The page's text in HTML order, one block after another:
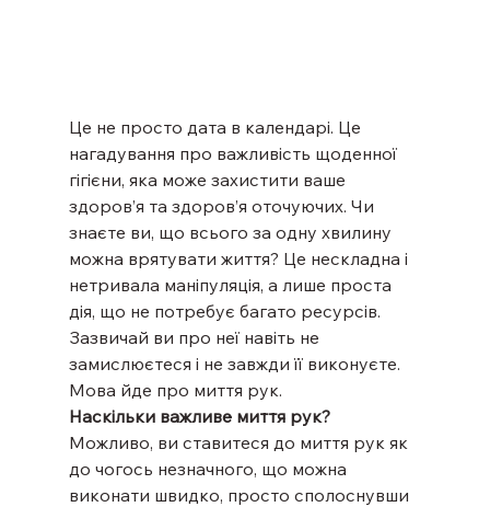
Це не просто дата в календарі. Це
нагадування про важливість щоденної
гігієни, яка може захистити ваше
здоров’я та здоров’я оточуючих. Чи
знаєте ви, що всього за одну хвилину
можна врятувати життя? Це нескладна і
нетривала маніпуляція, а лише проста
дія, що не потребує багато ресурсів.
Зазвичай ви про неї навіть не
замислюєтеся і не завжди її виконуєте.
Мова йде про миття рук.
Наскільки важливе миття рук?
Можливо, ви ставитеся до миття рук як
до чогось незначного, що можна
виконати швидко, просто сполоснувши